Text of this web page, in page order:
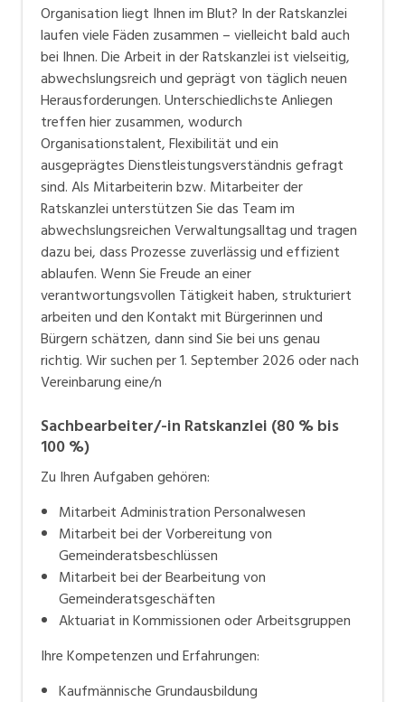
Organisation liegt Ihnen im Blut? In der Ratskanzlei
laufen viele Fäden zusammen – vielleicht bald auch
bei Ihnen. Die Arbeit in der Ratskanzlei ist vielseitig,
abwechslungsreich und geprägt von täglich neuen
Herausforderungen. Unterschiedlichste Anliegen
treffen hier zusammen, wodurch
Organisationstalent, Flexibilität und ein
ausgeprägtes Dienstleistungsverständnis gefragt
sind. Als Mitarbeiterin bzw. Mitarbeiter der
Ratskanzlei unterstützen Sie das Team im
abwechslungsreichen Verwaltungsalltag und tragen
dazu bei, dass Prozesse zuverlässig und effizient
ablaufen. Wenn Sie Freude an einer
verantwortungsvollen Tätigkeit haben, strukturiert
arbeiten und den Kontakt mit Bürgerinnen und
Bürgern schätzen, dann sind Sie bei uns genau
richtig. Wir suchen per 1. September 2026 oder nach
Vereinbarung eine/n
Sachbearbeiter/-in Ratskanzlei (80 % bis
100 %)
Zu Ihren Aufgaben gehören:
Mitarbeit Administration Personalwesen
Mitarbeit bei der Vorbereitung von
Gemeinderatsbeschlüssen
Mitarbeit bei der Bearbeitung von
Gemeinderatsgeschäften
Aktuariat in Kommissionen oder Arbeitsgruppen
Ihre Kompetenzen und Erfahrungen:
Kaufmännische Grundausbildung